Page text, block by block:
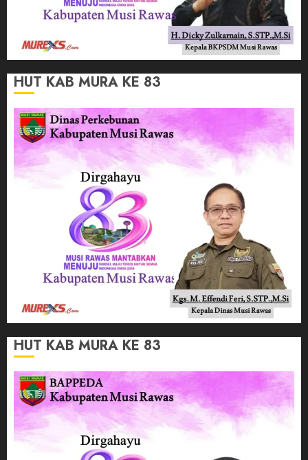
HUT KAB MURA KE 83
HUT KAB MURA KE 83